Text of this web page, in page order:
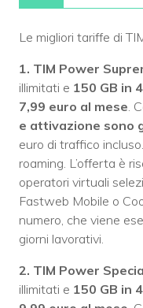
Le migliori tariffe di
1. TIM Power
illimitati e 150 GB in
7,99 euro al mese .
e attivazione sono
euro di traffico
roaming. L’offerta è
operatori virtuali
Fastweb Mobile o
numero, che viene
giorni lavorativi.
2. TIM Power
illimitati e 150 GB in